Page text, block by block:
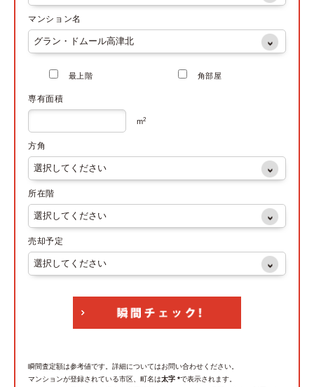
マンション名
最上階 角部屋
専有面積
m2
方角
所在階
売却予定
瞬間査定額は参考値です。詳細についてはお問い合わせください。
マンションが登録されている市区、町名は太字 *で表示されます。